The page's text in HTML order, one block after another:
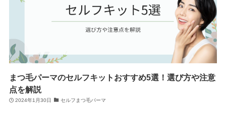
まつ毛パーマのセルフキットおすすめ5選！選び方や注意
点を解説
2024年1月30日 セルフまつ毛パーマ